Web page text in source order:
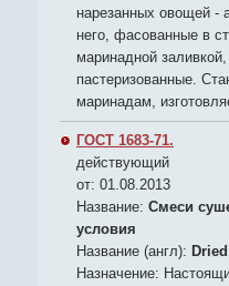
нарезанных овощей -
него, фасованные в
маринадной
пастеризованные.
маринадам,
ГОСТ 1683-71.
действующий
от: 01.08.2013
Название: Смеси
условия
Название (англ):
Назначение: